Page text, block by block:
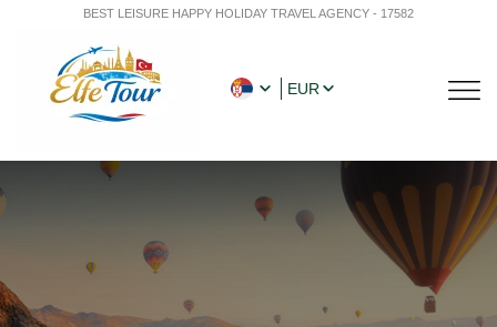
BEST LEISURE HAPPY HOLIDAY TRAVEL AGENCY - 17582
EUR